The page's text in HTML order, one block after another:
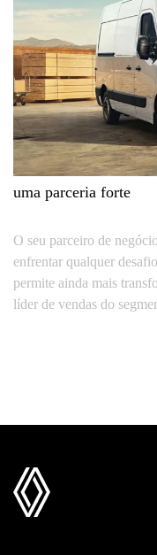
uma parceria forte
O seu parceiro de
enfrentar qualquer
permite ainda mais
líder de vendas do